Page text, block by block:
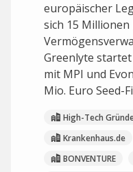
europäischer
sich 15 Millionen
Greenlyte
mit MPI und
Mio. Euro Seed-
High-Tech
Krankenhaus.de
BONVENTURE